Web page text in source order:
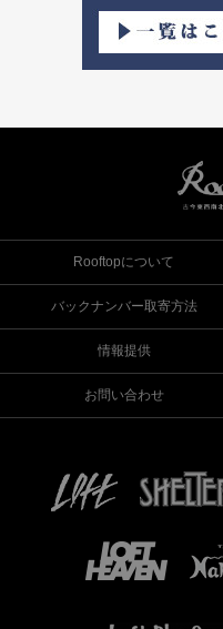
Rooftopについて
バックナンバー取寄方法
情報提供
お問い合わせ